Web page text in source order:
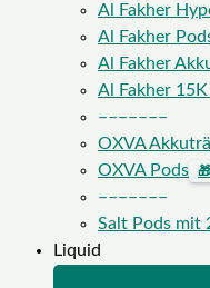
Al Fakher
Al Fakher
Al Fakher
Al Fakher
–––––––
OXVA
OXVA Pods
🎁
–––––––
Salt Pods mit
Liquid